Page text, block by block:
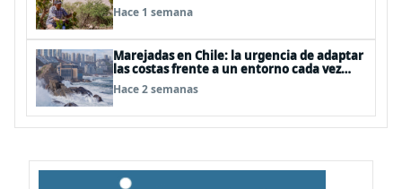
desierto de Atacama
Hace 1 semana
Marejadas en Chile: la urgencia de adaptar
las costas frente a un entorno cada vez
más desafiante
Hace 2 semanas